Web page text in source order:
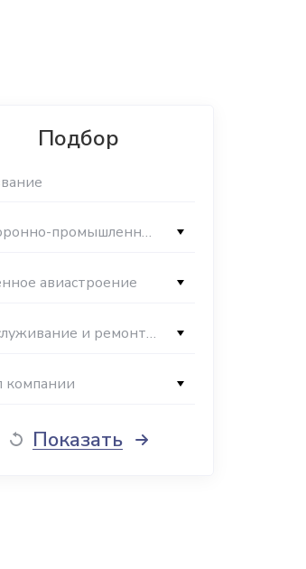
Подбор
Оборонно-промышленный комплекс
авиастроение
Обслуживание и ремонт военной авиации
компании
Показать